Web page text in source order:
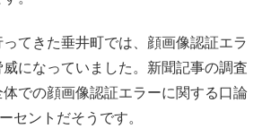
てきた垂井町では、顔画像認証エラ
になっていました。新聞記事の調査
での顔画像認証エラーに関する口論
セントだそうです。